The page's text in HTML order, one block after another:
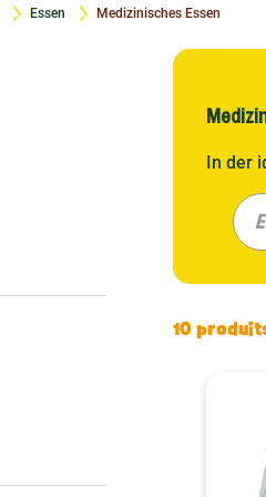
Essen Medizinisches Essen
In der
es
10